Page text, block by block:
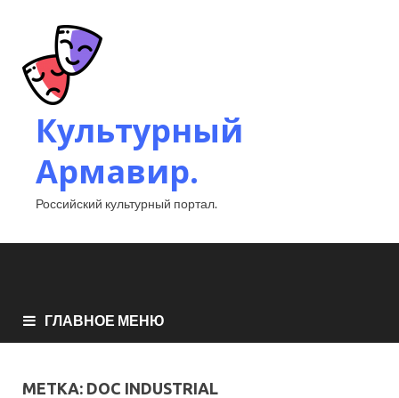
Культурный
Армавир.
Российский культурный портал.
ГЛАВНОЕ МЕНЮ
МЕТКА: DOC INDUSTRIAL